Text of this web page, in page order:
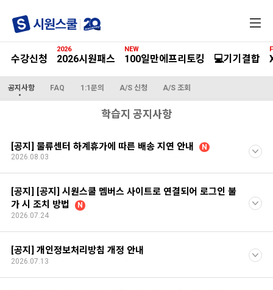
메
수강신청 2026시원패스
2026
100일만에프리토킹
NEW
💻기기결합
공지사항 FAQ 1:1문의 A/S 신청 A/S 조회
학습지 공지사항
[공지] 물류센터 하계휴가에 따른 배송 지연 안내
N
2026.08.03
[공지] [공지] 시원스쿨 멤버스 사이트로 연결되어 로그인 불
가 시 조치 방법
N
2026.07.24
[공지] 개인정보처리방침 개정 안내
2026.07.13